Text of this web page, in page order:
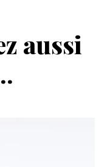
aussi